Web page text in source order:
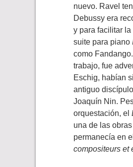
nuevo. Ravel
Debussy era
y para facilitar
suite para piano
como
trabajo, fue
Eschig, habían
antiguo
Joaquín Nin.
orquestación, el
una de las
permanecía en
compositeurs et